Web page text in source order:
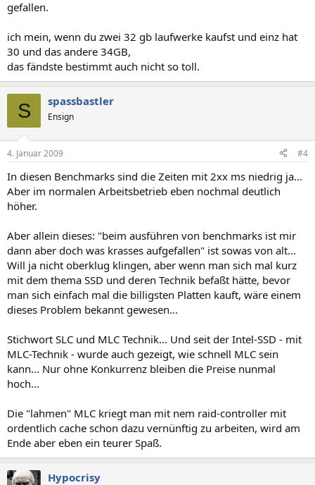
gefallen.
ich mein, wenn du zwei 32 gb laufwerke kaufst und einz hat
30 und das andere 34GB,
das fändste bestimmt auch nicht so toll.
S spassbastler
Ensign
4. Januar 2009 #4
In diesen Benchmarks sind die Zeiten mit 2xx ms niedrig ja...
Aber im normalen Arbeitsbetrieb eben nochmal deutlich
höher.
Aber allein dieses: "beim ausführen von benchmarks ist mir
dann aber doch was krasses aufgefallen" ist sowas von alt...
Will ja nicht oberklug klingen, aber wenn man sich mal kurz
mit dem thema SSD und deren Technik befaßt hätte, bevor
man sich einfach mal die billigsten Platten kauft, wäre einem
dieses Problem bekannt gewesen...
Stichwort SLC und MLC Technik... Und seit der Intel-SSD - mit
MLC-Technik - wurde auch gezeigt, wie schnell MLC sein
kann... Nur ohne Konkurrenz bleiben die Preise nunmal
hoch...
Die "lahmen" MLC kriegt man mit nem raid-controller mit
ordentlich cache schon dazu vernünftig zu arbeiten, wird am
Ende aber eben ein teurer Spaß.
Hypocrisy